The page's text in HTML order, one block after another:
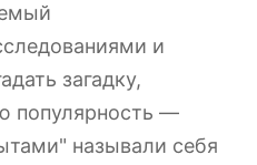
и
загадку,
популярность —
называли себя